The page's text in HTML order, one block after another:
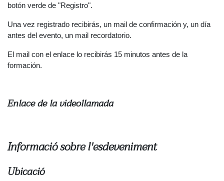
botón verde de "Registro".
Una vez registrado recibirás, un mail de confirmación y, un día
antes del evento, un mail recordatorio.
El mail con el enlace lo recibirás 15 minutos antes de la
formación.
Enlace de la videollamada
Informació sobre l'esdeveniment
Ubicació